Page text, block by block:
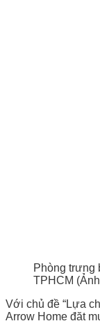
Phòng trưng
TPHCM
Với chủ đề “Lựa
Arrow Home đặt